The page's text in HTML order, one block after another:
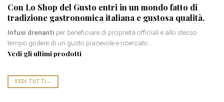
Con Lo Shop del Gusto entri in un mondo fatto di
tradizione gastronomica italiana e gustosa qualità.
Infusi drenanti per beneficiare di proprietà officiali e allo stesso
tempo godere di un gusto piacevole e ricercato.
Vedi gli ultimi prodotti
VEDI TUTTI →